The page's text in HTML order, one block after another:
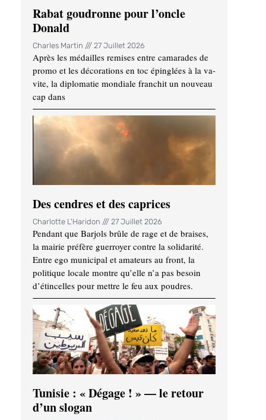
Rabat goudronne pour l’oncle
Donald
Charles Martin 27 Juillet 2026
Après les médailles remises entre camarades de
promo et les décorations en toc épinglées à la va-
vite, la diplomatie mondiale franchit un nouveau
cap dans
Des cendres et des caprices
Charlotte L'Haridon 27 Juillet 2026
Pendant que Barjols brûle de rage et de braises,
la mairie préfère guerroyer contre la solidarité.
Entre ego municipal et amateurs au front, la
politique locale montre qu’elle n’a pas besoin
d’étincelles pour mettre le feu aux poudres.
Tunisie : « Dégage ! » — le retour
d’un slogan